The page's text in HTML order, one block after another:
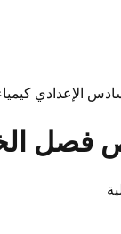
كيمياء